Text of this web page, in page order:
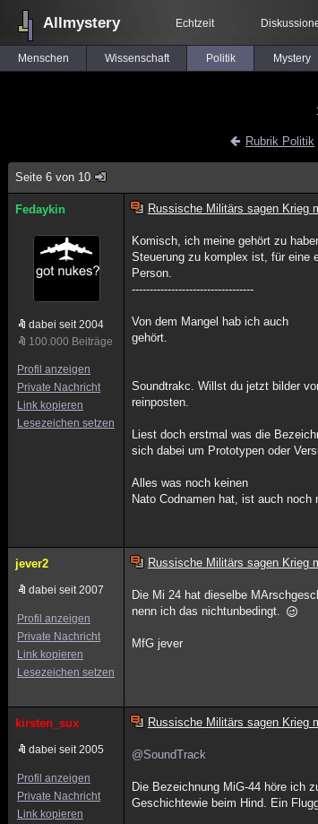
Allmystery Echtzeit
Menschen Wissenschaft Politik Mystery
Rubrik Politik
Seite 6 von 10
Fedaykin
dabei seit 2004
100.000 Beiträge
Profil anzeigen
Private Nachricht
Link kopieren
Lesezeichen setzen
Russische Militärs sagen Krieg
Komisch, ich meine gehört zu
Steuerung zu komplex ist, für eine
Person.
----------------------------------
Von dem Mangel hab ich auch
gehört.
Soundtrakc. Willst du jetzt bilder
reinposten.
Liest doch erstmal was die
sich dabei um Prototypen oder
Alles was noch keinen
Nato Codnamen hat, ist auch noch
jever2
dabei seit 2007
Profil anzeigen
Private Nachricht
Link kopieren
Lesezeichen setzen
Russische Militärs sagen Krieg
Die Mi 24 hat dieselbe
nenn ich das nichtunbedingt.
MfG jever
kirsten_sux
dabei seit 2005
Profil anzeigen
Private Nachricht
Link kopieren
Russische Militärs sagen Krieg
@SoundTrack
Die Bezeichnung MiG-44 höre ich
Geschichtewie beim Hind. Ein